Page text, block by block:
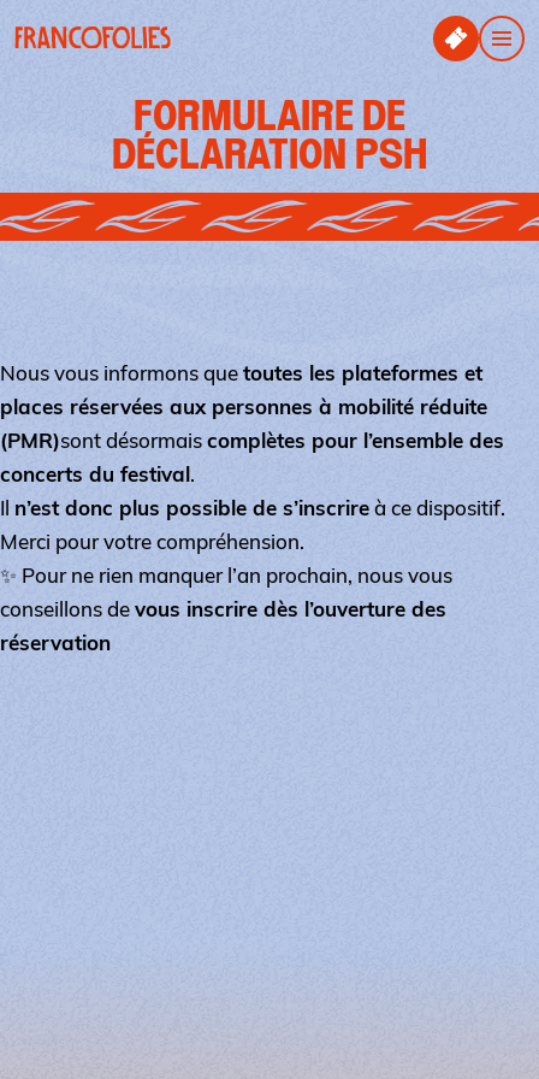
FORMULAIRE DE
DÉCLARATION PSH
Nous vous informons quetoutes les plateformes et
places réservées aux personnes à mobilité réduite
(PMR)sont désormaiscomplètes pour l’ensemble des
concerts du festival.
Il n’est donc plus possible de s’inscrireà ce dispositif.
Merci pour votre compréhension.
✨ Pour ne rien manquer l’an prochain, nous vous
conseillons devous inscrire dès l’ouverture des
réservation